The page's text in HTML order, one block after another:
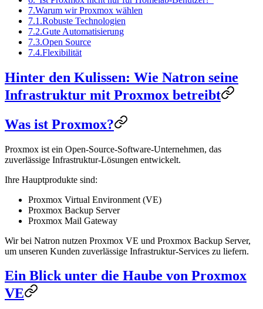
7.Warum wir Proxmox wählen
7.1.Robuste Technologien
7.2.Gute Automatisierung
7.3.Open Source
7.4.Flexibilität
Hinter den Kulissen: Wie Natron seine
Infrastruktur mit Proxmox betreibt
Was ist Proxmox?
Proxmox ist ein Open-Source-Software-Unternehmen, das
zuverlässige Infrastruktur-Lösungen entwickelt.
Ihre Hauptprodukte sind:
Proxmox Virtual Environment (VE)
Proxmox Backup Server
Proxmox Mail Gateway
Wir bei Natron nutzen Proxmox VE und Proxmox Backup Server,
um unseren Kunden zuverlässige Infrastruktur-Services zu liefern.
Ein Blick unter die Haube von Proxmox
VE